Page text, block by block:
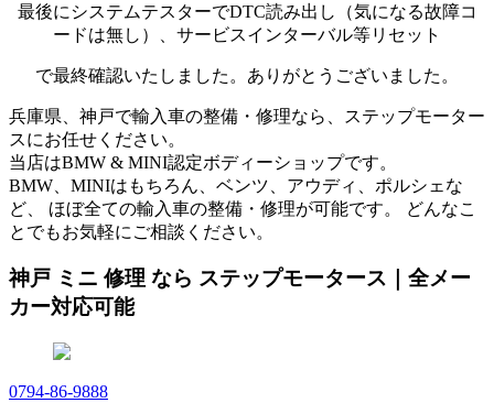
最後にシステムテスターでDTC読み出し（気になる故障コ
ードは無し）、サービスインターバル等リセット
で最終確認いたしました。ありがとうございました。
兵庫県、神戸で輸入車の整備・修理なら、ステップモーター
スにお任せください。
当店はBMW & MINI認定ボディーショップです。
BMW、MINIはもちろん、ベンツ、アウディ、ポルシェな
ど、 ほぼ全ての輸入車の整備・修理が可能です。 どんなこ
とでもお気軽にご相談ください。
神戸 ミニ 修理 なら ステップモータース｜全メー
カー対応可能
0794-86-9888